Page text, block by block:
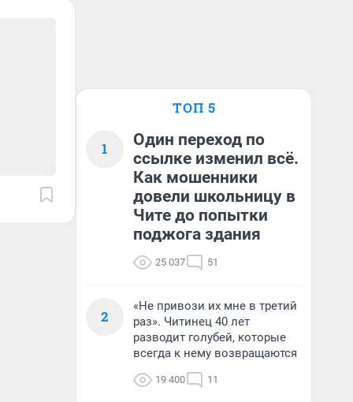
ТОП 5
1
Один переход по
ссылке изменил всё.
Как мошенники
довели школьницу в
Чите до попытки
поджога здания
25 037 51
2
«Не привози их мне в третий
раз». Читинец 40 лет
разводит голубей, которые
всегда к нему возвращаются
19 400 11